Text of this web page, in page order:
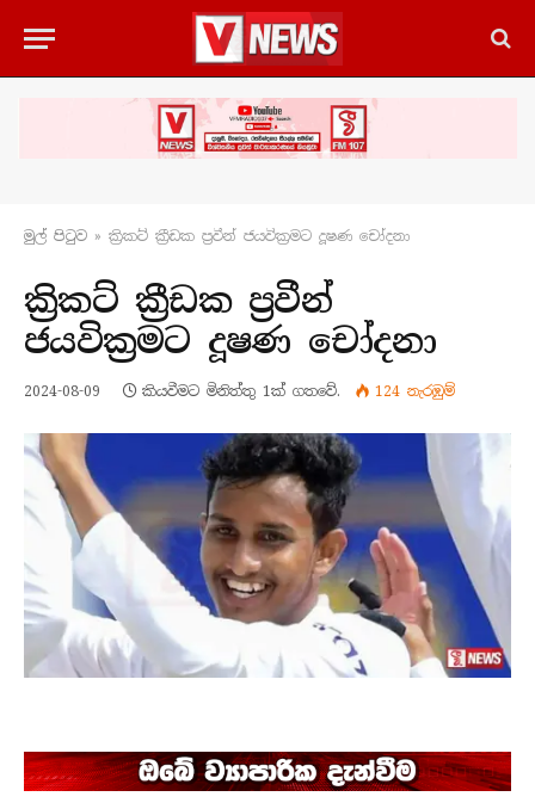
මුල් පිටු​ව » ක්‍රිකට් ක්‍රීඩක ප්‍රවීන් ජයවික්‍රමට දූෂණ චෝදනා
ක්‍රිකට් ක්‍රීඩක ප්‍රවීන්
ජයවික්‍රමට දූෂණ චෝදනා
2024-08-09 කියවීමට මිනිත්තු 1ක් ගතවේ. 124 නැරඹු​ම්